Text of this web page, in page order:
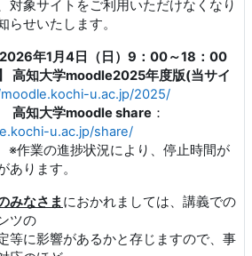
対象サイトをご利用いただけなくなり
らせいたします。
2026年1月4日（日）9：00～18：00
高知大学moodle2025年度版(当サイ
u.ac.jp/2025/
高知大学moodle share ：
u.ac.jp/share/
捗状況により、停止時間が
あります。
みなさまにおかれましては、講義での
ツの
等に影響があるかと存じますので、事